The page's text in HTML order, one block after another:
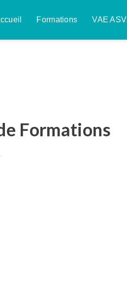
Formations VAE ASV
Formations